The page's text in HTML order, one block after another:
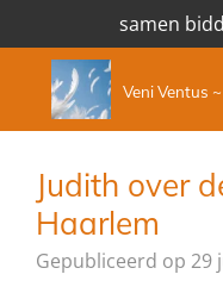
direct
Veni Ventus
samen
Judith over
Haarlem
Gepubliceerd op 29